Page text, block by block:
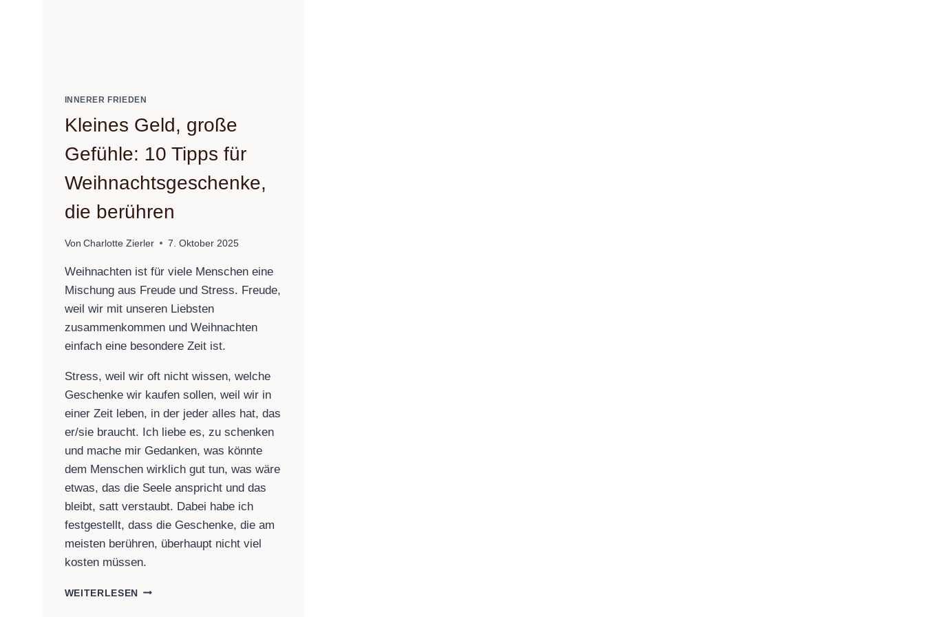
INNERER FRIEDEN
Kleines Geld, große
Gefühle: 10 Tipps für
Weihnachtsgeschenke,
die berühren
Von Charlotte Zierler 7. Oktober 2025
Weihnachten ist für viele Menschen eine
Mischung aus Freude und Stress. Freude,
weil wir mit unseren Liebsten
zusammenkommen und Weihnachten
einfach eine besondere Zeit ist.
Stress, weil wir oft nicht wissen, welche
Geschenke wir kaufen sollen, weil wir in
einer Zeit leben, in der jeder alles hat, das
er/sie braucht. Ich liebe es, zu schenken
und mache mir Gedanken, was könnte
dem Menschen wirklich gut tun, was wäre
etwas, das die Seele anspricht und das
bleibt, satt verstaubt. Dabei habe ich
festgestellt, dass die Geschenke, die am
meisten berühren, überhaupt nicht viel
kosten müssen.
WEITERLESENKLEINES